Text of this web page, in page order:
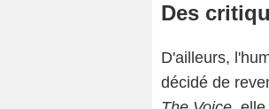
Des
D'ailleurs,
décidé de